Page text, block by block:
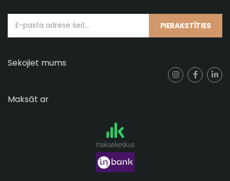
PIERAKSTĪTIES
Sekojiet mums
Maksāt ar